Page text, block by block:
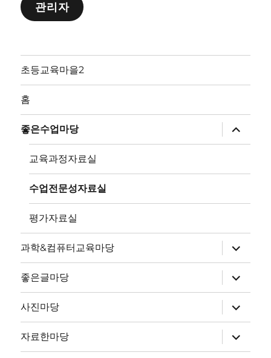
관리자
초등교육마을2
홈
좋은수업마당
위
메
장
교육과정자료실
수업전문성자료실
평가자료실
과학&컴퓨터교육마당
위
메
뉴
확
장
좋은글마당
위
메
뉴
확
장
사진마당
위
메
뉴
확
장
자료한마당
위
메